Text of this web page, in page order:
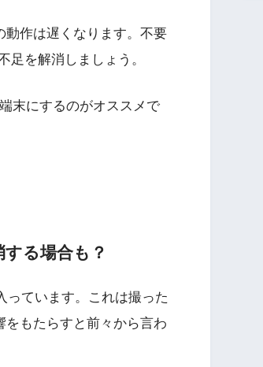
動作は遅くなります。不要
足を解消しましょう。
末にするのがオススメで
る場合も？
っています。これは撮った
もたらすと前々から言わ